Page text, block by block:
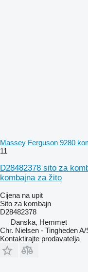
Massey Ferguson 9280
11
D28482378 sito za
kombajna za žito
Cijena na upit
Sito za kombajn
D28482378
Danska, Hemmet
Chr. Nielsen - Tingheden A/
Kontaktirajte prodavatelja